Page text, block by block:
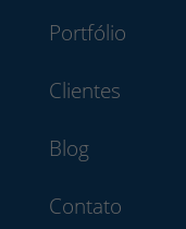
Portfólio
Clientes
Blog
Contato